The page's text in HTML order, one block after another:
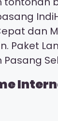
Paket
Pasang